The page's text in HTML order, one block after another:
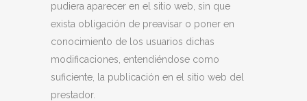
pudiera aparecer en el sitio web, sin que
exista obligación de preavisar o poner en
conocimiento de los usuarios dichas
modificaciones, entendiéndose como
suficiente, la publicación en el sitio web del
prestador.